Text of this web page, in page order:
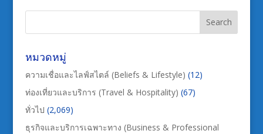
หมวดหมู่
ความเชื่อและไลฟ์สไตล์ (Beliefs & Lifestyle) (12)
ท่องเที่ยวและบริการ (Travel & Hospitality) (67)
ทั่วไป (2,069)
ธุรกิจและบริการเฉพาะทาง (Business & Professional